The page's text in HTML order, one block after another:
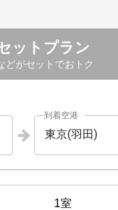
ットプラン
どがセットでおトク
到着空港